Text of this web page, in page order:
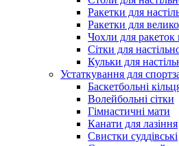
Ракетки для
Ракетки для
Чохли для ракеток
Сітки для
Кульки для
Устаткування для
Баскетбольні
Волейбольні сітки
Гімнастичні мати
Канати для лазіння
Свистки суддівські